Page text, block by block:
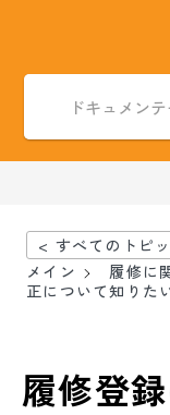
< すべてのトピ
メイン
履修に
正について知りた
履修登